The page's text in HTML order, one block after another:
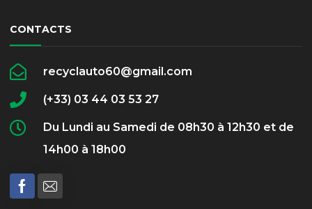
CONTACTS
recyclauto60@gmail.com
(+33) 03 44 03 53 27
Du Lundi au Samedi de 08h30 à 12h30 et de
14h00 à 18h00